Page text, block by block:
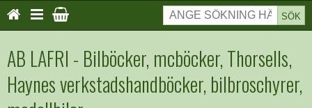
SÖK
AB LAFRI - Bilböcker, mcböcker, Thorsells,
Haynes verkstadshandböcker, bilbroschyrer,